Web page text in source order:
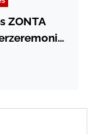
ZONTA